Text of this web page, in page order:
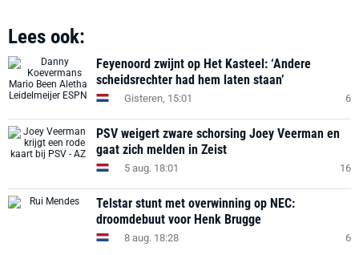
Lees ook:
Feyenoord zwijnt op Het Kasteel: ‘Andere
scheidsrechter had hem laten staan’
Gisteren, 15:01 6
PSV weigert zware schorsing Joey Veerman en
gaat zich melden in Zeist
5 aug. 18:01 16
Telstar stunt met overwinning op NEC:
droomdebuut voor Henk Brugge
8 aug. 18:28 6